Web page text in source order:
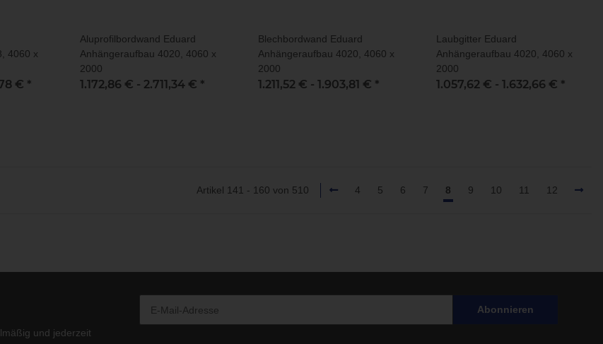
x
€ *
Aluprofilbordwand Eduard
Anhängeraufbau 4020, 4060 x
2000
1.172,86 € - 2.711,34 € *
Blechbordwand Eduard
Anhängeraufbau 4020, 4060 x
2000
1.211,52 € - 1.903,81 € *
Laubgitter Eduard
Anhängeraufbau 4020, 4060 x
2000
1.057,62 € - 1.632,66 € *
Artikel 141 - 160 von 510 4 5 6 7 8 9 10 11 12
und jederzeit
Abonnieren